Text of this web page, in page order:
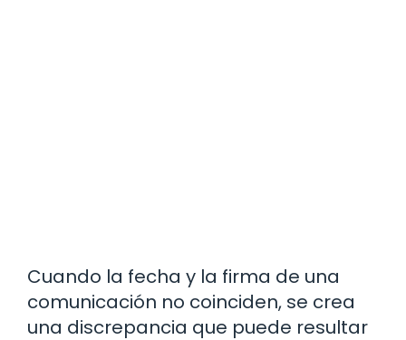
Cuando la fecha y la firma de una
comunicación no coinciden, se crea
una discrepancia que puede resultar